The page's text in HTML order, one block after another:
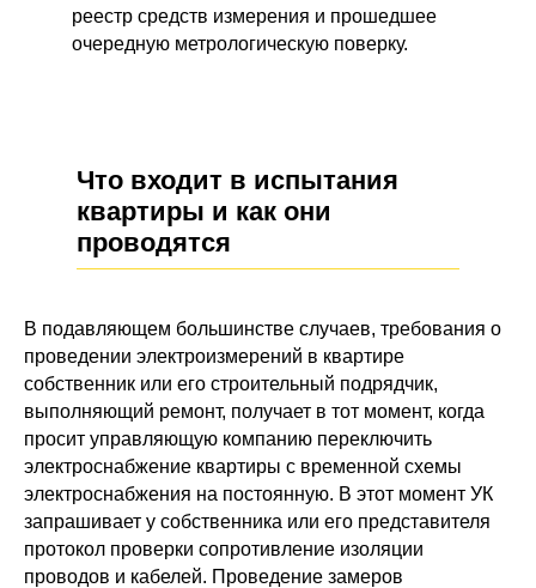
реестр средств измерения и прошедшее
очередную метрологическую поверку.
Что входит в испытания
квартиры и как они
проводятся
В подавляющем большинстве случаев, требования о
проведении электроизмерений в квартире
собственник или его строительный подрядчик,
выполняющий ремонт, получает в тот момент, когда
просит управляющую компанию переключить
электроснабжение квартиры с временной схемы
электроснабжения на постоянную. В этот момент УК
запрашивает у собственника или его представителя
протокол проверки сопротивление изоляции
проводов и кабелей. Проведение замеров